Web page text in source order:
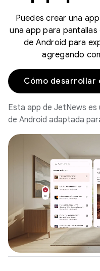
Puedes crear una
una app para
de Android para
agregando
Cómo desarrollar
Esta app de JetNews es
de Android adaptada